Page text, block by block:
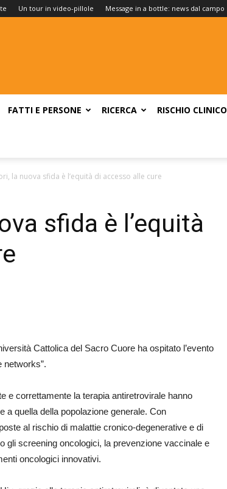
Un tour in video-pillole Message in a bottle: news dal campo
FATTI E PERSONE RICERCA RISCHIO CLINICO
la nuova sfida è l’equità di accesso alle cure
sfida è l’equità
Cattolica del Sacro Cuore ha ospitato l’evento
networks”.
e correttamente la terapia antiretrovirale hanno
a quella della popolazione generale. Con
al rischio di malattie cronico-degenerative e di
gli screening oncologici, la prevenzione vaccinale e
oncologici innovativi.